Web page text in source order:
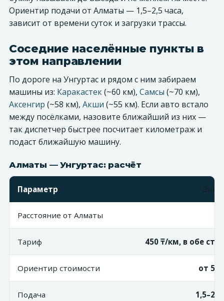
Ориентир подачи от Алматы — 1,5–2,5 часа,
зависит от времени суток и загрузки трассы.
Соседние населённые пункты в
этом направлении
По дороге на Унгуртас и рядом с ним забираем
машины из: Каракастек(~60 км), Самсы (~70 км),
Аксенгир (~58 км), Акши (~55 км). Если авто встало
между посёлками, назовите ближайший из них —
так диспетчер быстрее посчитает километраж и
подаст ближайшую машину.
Алматы — Унгуртас: расчёт
Параметр
Расстояние от Алматы
Тариф 450 ₸/км, в обе
Ориентир стоимости от 58
Подача 1,5–2,5